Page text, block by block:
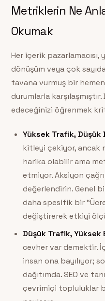
Metriklerin Ne
Okumak
Her içerik pazarlamacısı,
dönüşüm veya çok
tavana vurmuş bir
durumlarla
edeceğinizi öğrenmek
Yüksek Trafik, Düşük
kitleyi çekiyor, ancak
harika olabilir ama
etmiyor. Aksiyon
değerlendirin. Genel
daha spesifik bir
değiştirerek etkiyi
Düşük Trafik, Yüksek
cevher var demektir.
insan ona bayılıyor;
dağıtımda. SEO ve
çevrimiçi topluluklar